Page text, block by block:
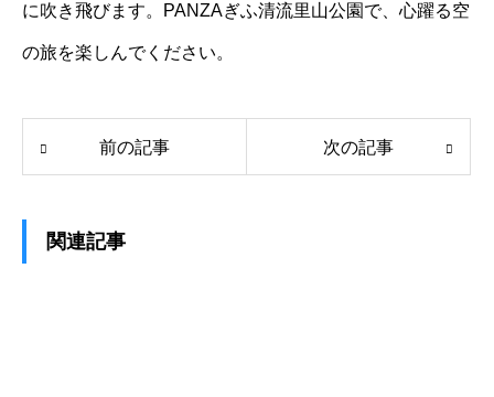
に吹き飛びます。PANZAぎふ清流里山公園で、心躍る空
の旅を楽しんでください。
前の記事 次の記事
関連記事